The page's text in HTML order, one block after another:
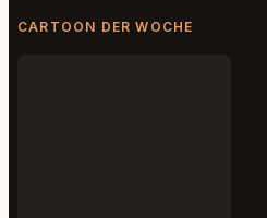
CARTOON DER WOCHE